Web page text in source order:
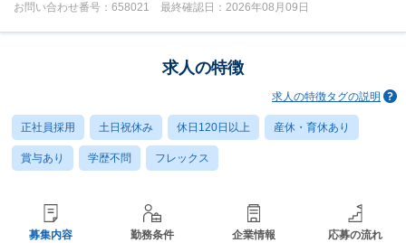
お問い合わせ番号：658021 最終確認日：2026年08月09日
求人の特徴
求人の特徴タグの説明
正社員採用 土日祝休み 休日120日以上 産休・育休あり
賞与あり 学歴不問 フレックス
募集内容 勤務条件 企業情報 応募の流れ